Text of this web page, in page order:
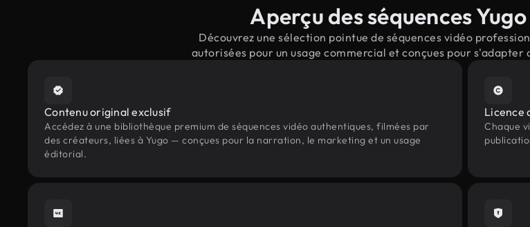
Aperçu des séquences
Découvrez une sélection pointue de séquences vidéo
autorisées pour un usage commercial et conçues pour
Contenu original exclusif
Accédez à une bibliothèque premium de séquences vidéo authentiques, filmées par
des créateurs, liées à Yugo — conçues pour la narration, le marketing et un usage
éditorial.
Licence
Chaque